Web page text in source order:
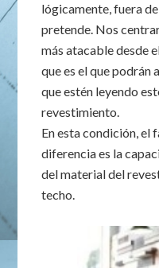
lógicamente, fuera
pretende. Nos
más atacable desde
que es el que podrán
que estén leyendo
revestimiento.
En esta condición, el
diferencia es la
del material del
techo.